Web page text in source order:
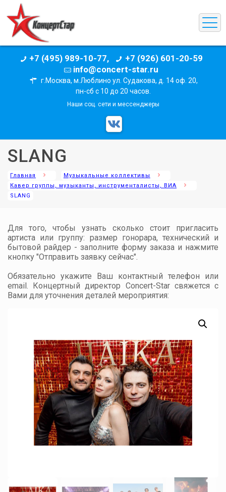
+7 (495) 989-10-77,
+7 (926) 601-20-59
info@concert-star.ru
г.Москва, м.Люблино ул. Судакова, д. 14 оф. 20,
пн-сб с 10 до 20 часов.
Наши соц. сети и мессенджеры
SLANG
Главная
Музыкальные коллективы
Кавер группы, музыканты, инструменталисты, ВИА
SLANG
Для того, чтобы узнать сколько стоит пригласить
артиста или группу: размер гонорара, технический и
бытовой райдер - заполните форму заказа и нажмите
кнопку "Отправить заявку сейчас".
Обязательно укажите Ваш контактный телефон или
email. Концертный директор Concert-Star свяжется с
Вами для уточнения деталей мероприятия: